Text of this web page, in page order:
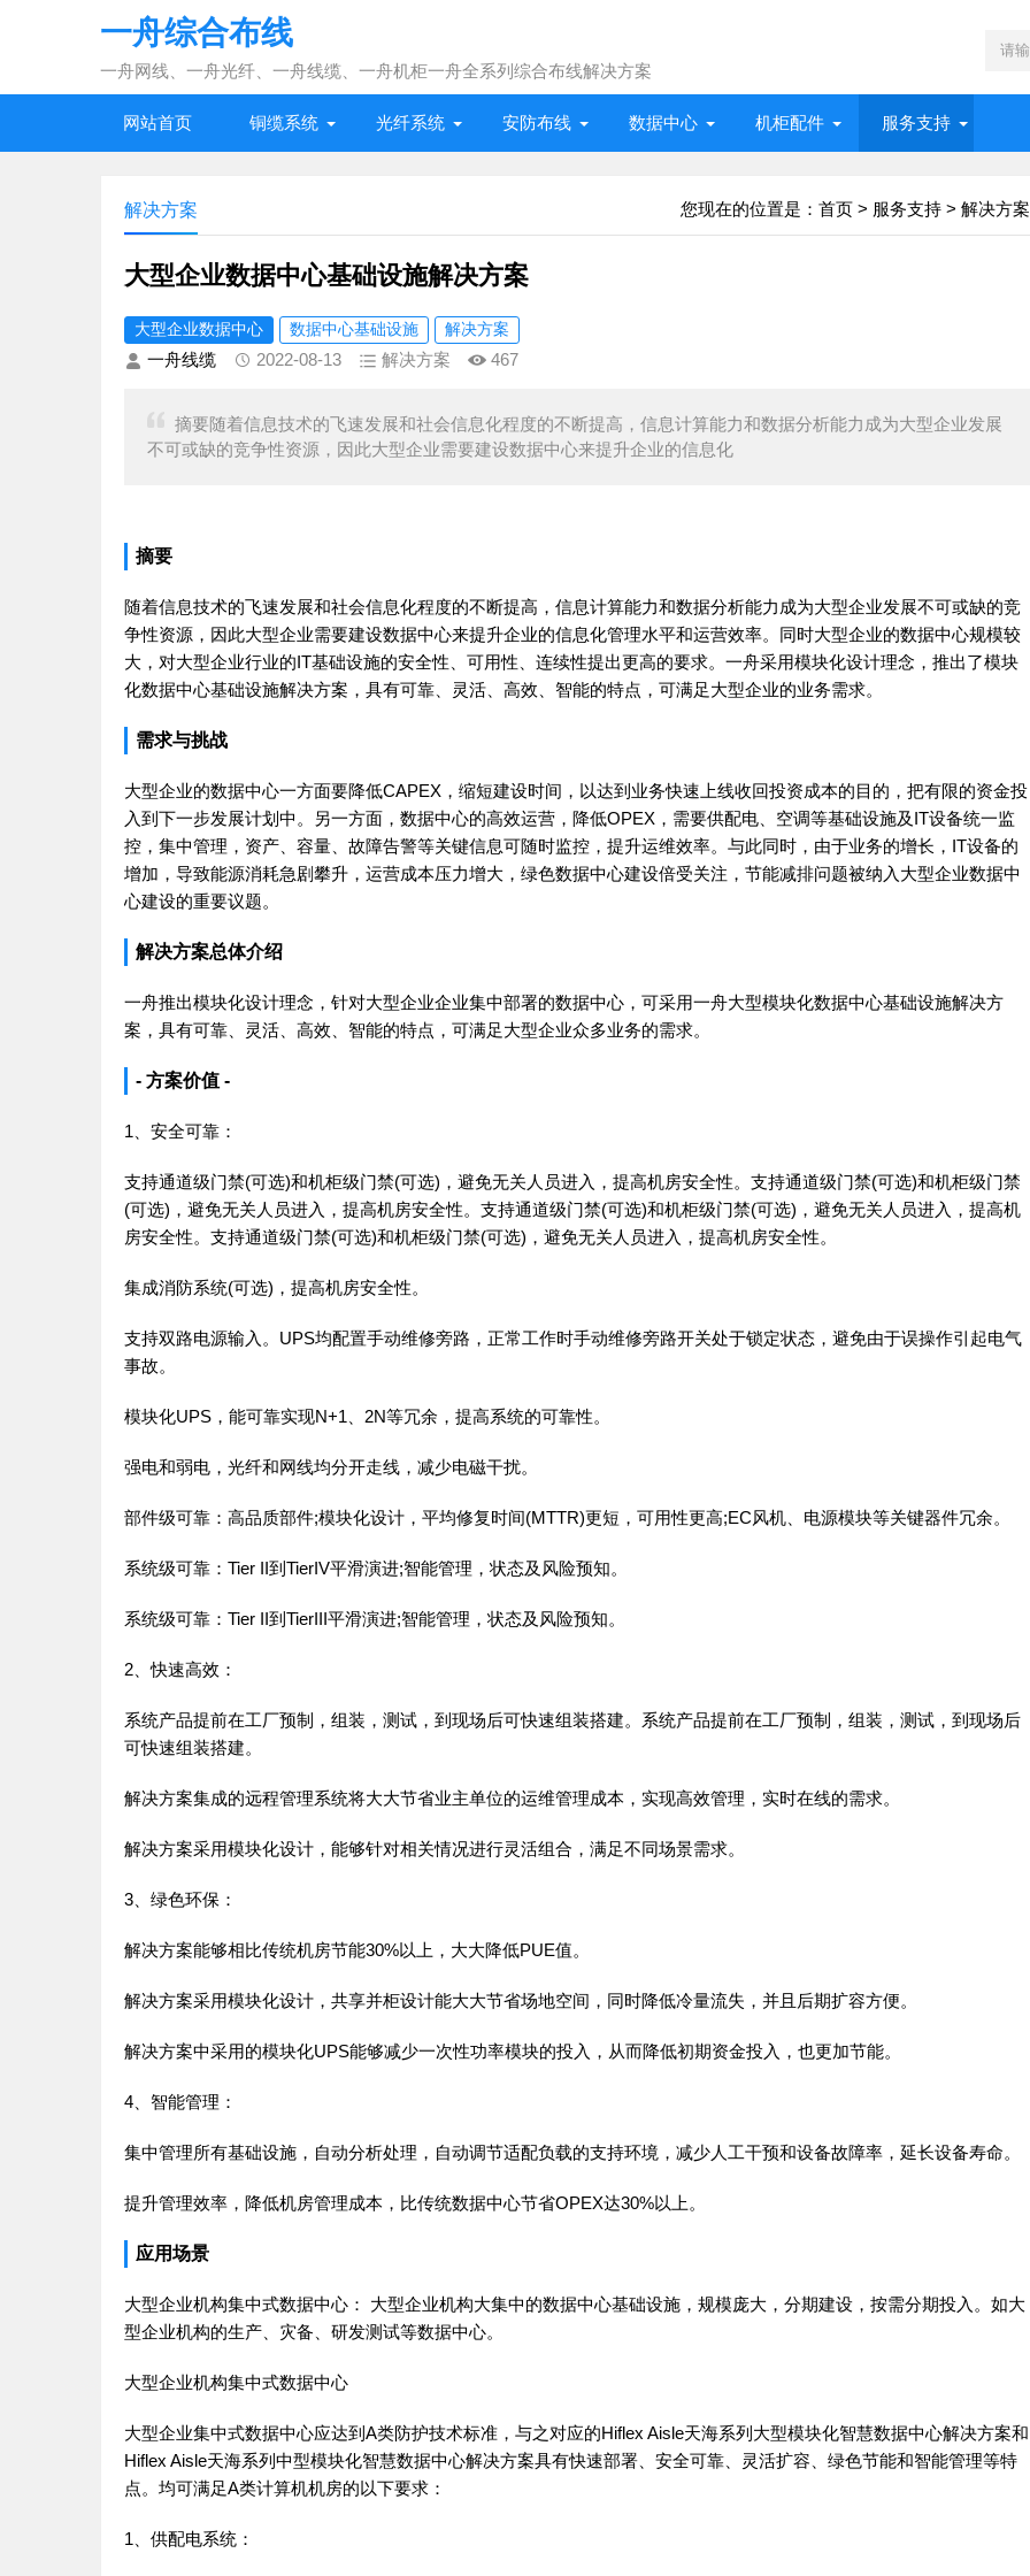
一舟综合布线
一舟网线、一舟光纤、一舟线缆、一舟机柜一舟全系列综合布线解决方案
网站首页 铜缆系统 光纤系统 安防布线 数据中心 机柜配件 服务支持
您现在的位置是： 首页 > 服务支持 > 解决方案
解决方案
大型企业数据中心基础设施解决方案
大型企业数据中心 数据中心基础设施 解决方案
一舟线缆 2022-08-13 解决方案 467
摘要随着信息技术的飞速发展和社会信息化程度的不断提高，信息计算能力和数据分析能力成为大型企业发展
不可或缺的竞争性资源，因此大型企业需要建设数据中心来提升企业的信息化
摘要
随着信息技术的飞速发展和社会信息化程度的不断提高，信息计算能力和数据分析能力成为大型企业发展不可或缺的竞
争性资源，因此大型企业需要建设数据中心来提升企业的信息化管理水平和运营效率。同时大型企业的数据中心规模较
大，对大型企业行业的IT基础设施的安全性、可用性、连续性提出更高的要求。一舟采用模块化设计理念，推出了模块
化数据中心基础设施解决方案，具有可靠、灵活、高效、智能的特点，可满足大型企业的业务需求。
需求与挑战
大型企业的数据中心一方面要降低CAPEX，缩短建设时间，以达到业务快速上线收回投资成本的目的，把有限的资金投
入到下一步发展计划中。另一方面，数据中心的高效运营，降低OPEX，需要供配电、空调等基础设施及IT设备统一监
控，集中管理，资产、容量、故障告警等关键信息可随时监控，提升运维效率。与此同时，由于业务的增长，IT设备的
增加，导致能源消耗急剧攀升，运营成本压力增大，绿色数据中心建设倍受关注，节能减排问题被纳入大型企业数据中
心建设的重要议题。
解决方案总体介绍
一舟推出模块化设计理念，针对大型企业企业集中部署的数据中心，可采用一舟大型模块化数据中心基础设施解决方
案，具有可靠、灵活、高效、智能的特点，可满足大型企业众多业务的需求。
- 方案价值 -
1、安全可靠：
支持通道级门禁(可选)和机柜级门禁(可选)，避免无关人员进入，提高机房安全性。支持通道级门禁(可选)和机柜级门禁
(可选)，避免无关人员进入，提高机房安全性。支持通道级门禁(可选)和机柜级门禁(可选)，避免无关人员进入，提高机
房安全性。支持通道级门禁(可选)和机柜级门禁(可选)，避免无关人员进入，提高机房安全性。
集成消防系统(可选)，提高机房安全性。
支持双路电源输入。UPS均配置手动维修旁路，正常工作时手动维修旁路开关处于锁定状态，避免由于误操作引起电气
事故。
模块化UPS，能可靠实现N+1、2N等冗余，提高系统的可靠性。
强电和弱电，光纤和网线均分开走线，减少电磁干扰。
部件级可靠：高品质部件;模块化设计，平均修复时间(MTTR)更短，可用性更高;EC风机、电源模块等关键器件冗余。
系统级可靠：Tier II到TierIV平滑演进;智能管理，状态及风险预知。
系统级可靠：Tier II到TierIII平滑演进;智能管理，状态及风险预知。
2、快速高效：
系统产品提前在工厂预制，组装，测试，到现场后可快速组装搭建。系统产品提前在工厂预制，组装，测试，到现场后
可快速组装搭建。
解决方案集成的远程管理系统将大大节省业主单位的运维管理成本，实现高效管理，实时在线的需求。
解决方案采用模块化设计，能够针对相关情况进行灵活组合，满足不同场景需求。
3、绿色环保：
解决方案能够相比传统机房节能30%以上，大大降低PUE值。
解决方案采用模块化设计，共享并柜设计能大大节省场地空间，同时降低冷量流失，并且后期扩容方便。
解决方案中采用的模块化UPS能够减少一次性功率模块的投入，从而降低初期资金投入，也更加节能。
4、智能管理：
集中管理所有基础设施，自动分析处理，自动调节适配负载的支持环境，减少人工干预和设备故障率，延长设备寿命。
提升管理效率，降低机房管理成本，比传统数据中心节省OPEX达30%以上。
应用场景
大型企业机构集中式数据中心： 大型企业机构大集中的数据中心基础设施，规模庞大，分期建设，按需分期投入。如大
型企业机构的生产、灾备、研发测试等数据中心。
大型企业机构集中式数据中心
大型企业集中式数据中心应达到A类防护技术标准，与之对应的Hiflex Aisle天海系列大型模块化智慧数据中心解决方案和
Hiflex Aisle天海系列中型模块化智慧数据中心解决方案具有快速部署、安全可靠、灵活扩容、绿色节能和智能管理等特
点。均可满足A类计算机机房的以下要求：
1、供配电系统：